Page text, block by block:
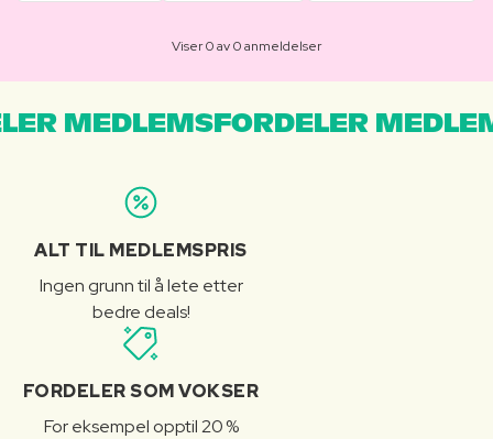
Viser 0 av 0 anmeldelser
MEDLEMSFORDELER
ALT TIL MEDLEMSPRIS
Ingen grunn til å lete etter
bedre deals!
FORDELER SOM VOKSER
For eksempel opptil 20 %